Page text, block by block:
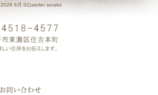
2026 6月 02|atelier sorako